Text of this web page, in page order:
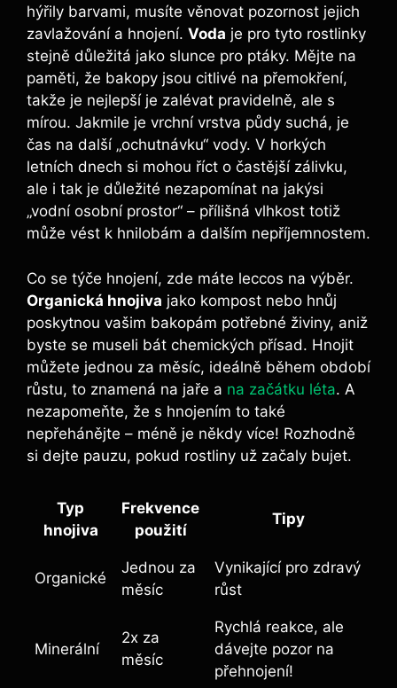
hýřily barvami, musíte věnovat pozornost jejich
zavlažování a hnojení. Voda je pro tyto rostlinky
stejně důležitá jako slunce pro ptáky. Mějte na
paměti, že bakopy jsou citlivé na přemokření,
takže je nejlepší je zalévat pravidelně, ale s
mírou. Jakmile je vrchní vrstva půdy suchá, je
čas na další „ochutnávku“ vody. V horkých
letních dnech si mohou říct o častější zálivku,
ale i tak je důležité nezapomínat na jakýsi
„vodní osobní prostor“ – přílišná vlhkost totiž
může vést k hnilobám a dalším nepříjemnostem.
Co se týče hnojení, zde máte leccos na výběr.
Organická hnojiva jako kompost nebo hnůj
poskytnou vašim bakopám potřebné živiny, aniž
byste se museli bát chemických přísad. Hnojit
můžete jednou za měsíc, ideálně během období
růstu, to znamená na jaře a na začátku léta. A
nezapomeňte, že s hnojením to také
nepřehánějte – méně je někdy více! Rozhodně
si dejte pauzu, pokud rostliny už začaly bujet.
Typ
hnojiva
Frekvence
použití
Tipy
Organické
Jednou za
měsíc
Vynikající pro zdravý
růst
Minerální
2x za
měsíc
Rychlá reakce, ale
dávejte pozor na
přehnojení!